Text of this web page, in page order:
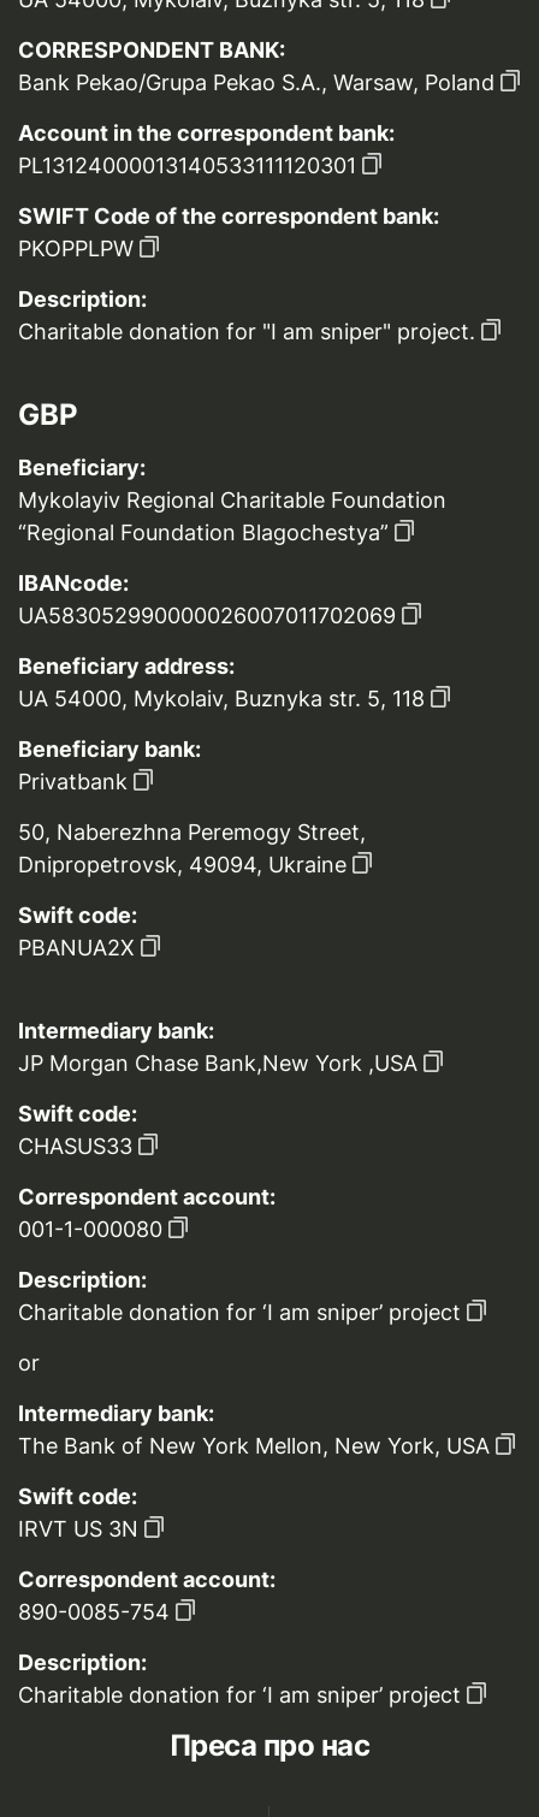
CORRESPONDENT BANK:
Bank Pekao/Grupa Pekao S.A., Warsaw, Poland
Account in the correspondent bank:
PL13124000013140533111120301
SWIFT Code of the correspondent bank:
PKOPPLPW
Description:
Charitable donation for "I am sniper" project.
GBP
Beneficiary:
Mykolayiv Regional Charitable Foundation
“Regional Foundation Blagochestya”
IBANcode:
UA583052990000026007011702069
Beneficiary address:
UA 54000, Mykolaiv, Buznyka str. 5, 118
Beneficiary bank:
Privatbank
50, Naberezhna Peremogy Street,
Dnipropetrovsk, 49094, Ukraine
Swift code:
PBANUA2X
Intermediary bank:
JP Morgan Chase Bank,New York ,USA
Swift code:
CHASUS33
Correspondent account:
001-1-000080
Description:
Charitable donation for ‘I am sniper’ project
or
Intermediary bank:
The Bank of New York Mellon, New York, USA
Swift code:
IRVT US 3N
Correspondent account:
890-0085-754
Description:
Charitable donation for ‘I am sniper’ project
Преса про нас